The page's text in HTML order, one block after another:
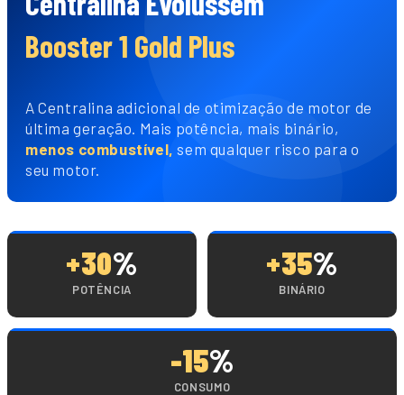
Booster 1 Gold Plus
A Centralina adicional de otimização de motor de
última geração. Mais potência, mais binário,
menos combustível, sem qualquer risco para o
seu motor.
+30%
POTÊNCIA
+35%
BINÁRIO
-15%
CONSUMO